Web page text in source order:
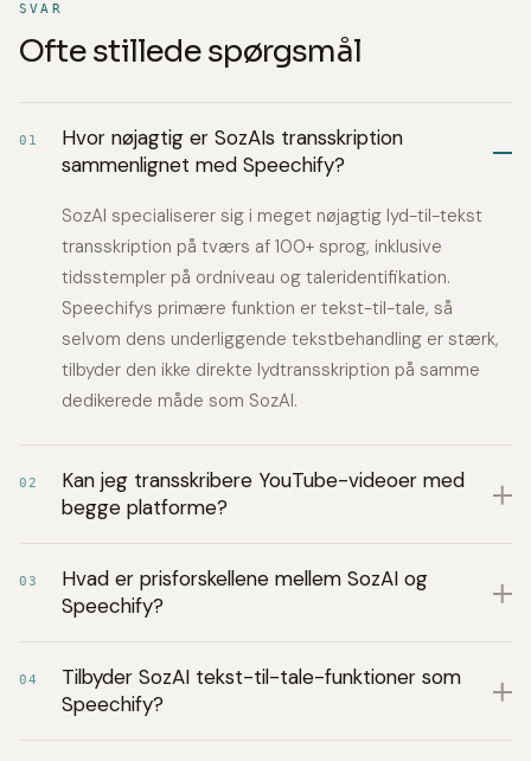
SVAR
Ofte stillede spørgsmål
01
Hvor nøjagtig er SozAIs transskription
sammenlignet med Speechify?
SozAI specialiserer sig i meget nøjagtig lyd-til-tekst
transskription på tværs af 100+ sprog, inklusive
tidsstempler på ordniveau og taleridentifikation.
Speechifys primære funktion er tekst-til-tale, så
selvom dens underliggende tekstbehandling er stærk,
tilbyder den ikke direkte lydtransskription på samme
dedikerede måde som SozAI.
02
Kan jeg transskribere YouTube-videoer med
begge platforme?
03
Hvad er prisforskellene mellem SozAI og
Speechify?
04
Tilbyder SozAI tekst-til-tale-funktioner som
Speechify?